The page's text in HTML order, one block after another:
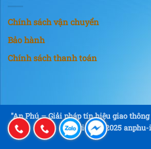
Chính sách vận chuyển
Bảo hành
Chính sách thanh toán
"An Phú – Giải pháp tín hiệu giao
Copyright © 2025